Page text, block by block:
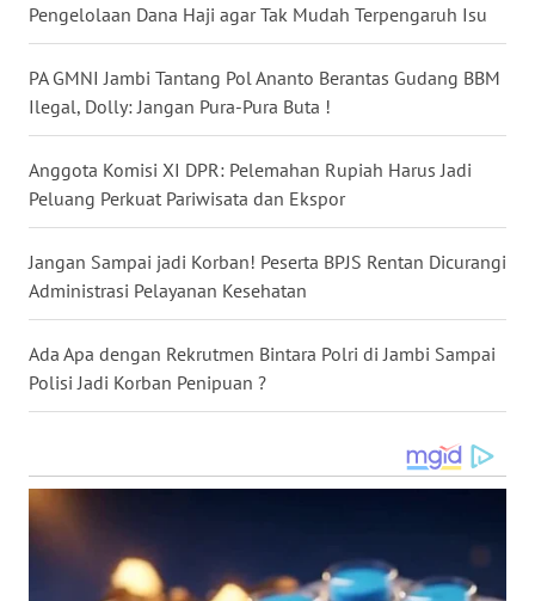
Pengelolaan Dana Haji agar Tak Mudah Terpengaruh Isu
PA GMNI Jambi Tantang Pol Ananto Berantas Gudang BBM
Ilegal, Dolly: Jangan Pura-Pura Buta !
Anggota Komisi XI DPR: Pelemahan Rupiah Harus Jadi
Peluang Perkuat Pariwisata dan Ekspor
Jangan Sampai jadi Korban! Peserta BPJS Rentan Dicurangi
Administrasi Pelayanan Kesehatan
Ada Apa dengan Rekrutmen Bintara Polri di Jambi Sampai
Polisi Jadi Korban Penipuan ?
WN
SULSEL
WN
SULUT
MALUKU
WN
MALUT
DAIRI